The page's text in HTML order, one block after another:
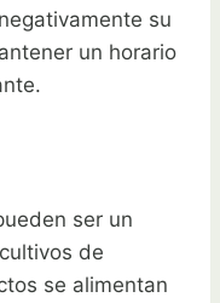
su
un horario
ser un
de
se alimentan